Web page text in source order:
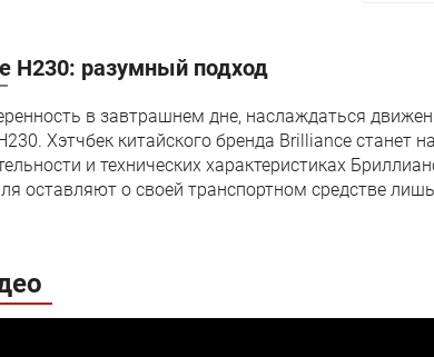
H230: разумный подход
в завтрашнем дне, наслаждаться
Хэтчбек китайского бренда Brilliance станет
и технических характеристиках
оставляют о своей транспортном средстве